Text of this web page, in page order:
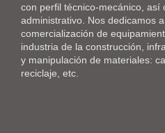
con perfil técnico-mecánico, así
administrativo. Nos dedicamos
comercialización de
industria de la construcción,
y manipulación de materiales:
reciclaje, etc.